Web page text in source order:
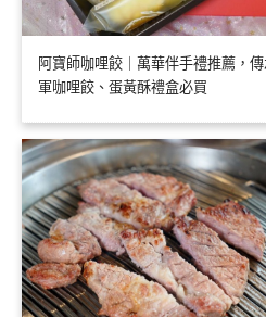
阿寶師咖哩餃｜萬華伴手禮推薦，
軍咖哩餃、蛋黃酥禮盒必買